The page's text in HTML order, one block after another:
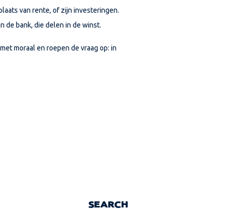
van rente, of zijn investeringen.
de bank, die delen in de winst.
moraal en roepen de vraag op: in